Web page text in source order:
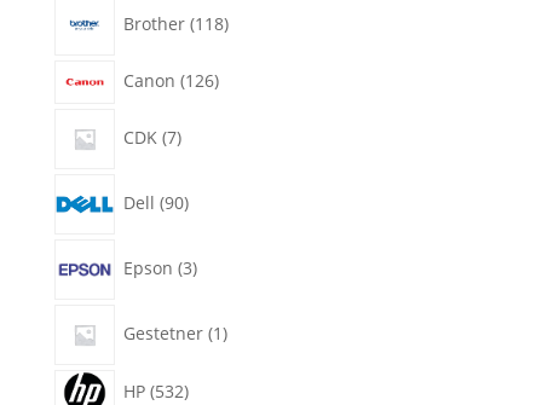
Brother 118
productos
Canon 126126
CDK 7
productos
Dell 90
productos
Epson 3
productos
Gestetner 1
producto
HP 532532